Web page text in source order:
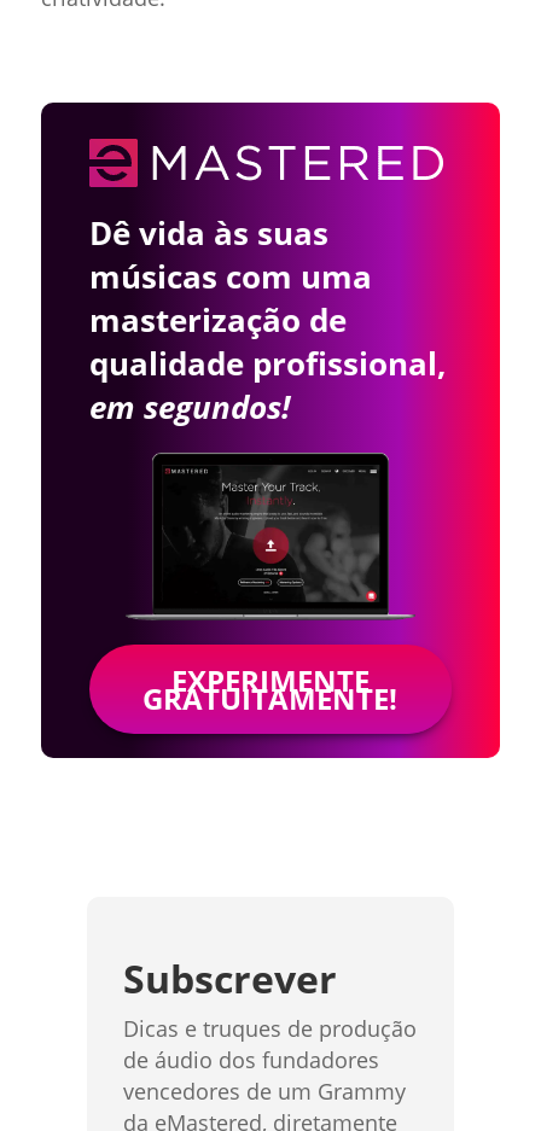
Dê vida às suas
músicas com uma
masterização de
qualidade profissional,
em segundos!
EXPERIMENTE
GRATUITAMENTE!
Subscrever
Dicas e truques de produção
de áudio dos fundadores
vencedores de um Grammy
da eMastered, diretamente